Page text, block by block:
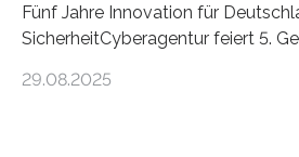
Fünf Jahre Innovation für
SicherheitCyberagentur feiert 5.
ErfolgeDie Agentur für Innovation
29.08.2025